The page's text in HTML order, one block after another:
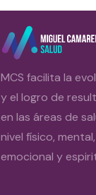
MCS facilita la
y el logro de
en las áreas de
nivel físico, mental,
emocional y